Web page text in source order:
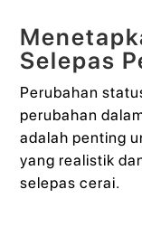
Selepas
Perubahan
perubahan
adalah penting
yang realistik
selepas cerai.